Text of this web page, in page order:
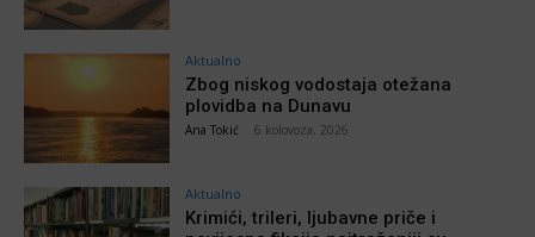
Aktualno
Zbog niskog vodostaja otežana
plovidba na Dunavu
Ana Tokić 6 kolovoza, 2026
Aktualno
Krimići, trileri, ljubavne priče i